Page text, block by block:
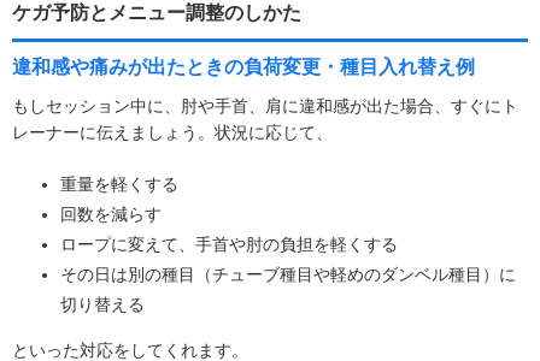
ケガ予防とメニュー調整のしかた
違和感や痛みが出たときの負荷変更・種目入れ替え例
もしセッション中に、肘や手首、肩に違和感が出た場合、すぐにト
レーナーに伝えましょう。状況に応じて、
重量を軽くする
回数を減らす
ロープに変えて、手首や肘の負担を軽くする
その日は別の種目（チューブ種目や軽めのダンベル種目）に
切り替える
といった対応をしてくれます。